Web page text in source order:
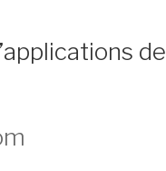
de